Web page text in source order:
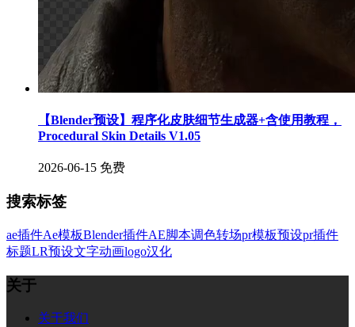
【Blender预设】程序化皮肤细节生成器+含使用教程，
Procedural Skin Details V1.05
2026-06-15 免费
搜索标签
ae插件Ae模板Blender插件AE脚本调色转场pr模板预设pr插件
标题LR预设文字动画logo汉化
关于
关于我们